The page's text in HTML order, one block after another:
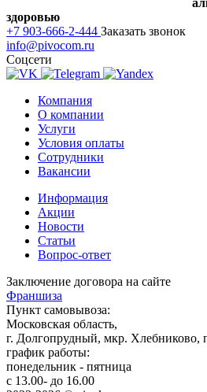
здоровью
+7 903-666-2-444 Заказать звонок
info@pivocom.ru
Соцсети
Компания
О компании
Услуги
Условия оплаты
Сотрудники
Вакансии
Информация
Акции
Новости
Статьи
Вопрос-ответ
Заключение договора на сайте
Франшиза
Пункт самовывоза:
Московская область,
г. Долгопрудный, мкр. Хлебниково,
график работы:
понедельник - пятница
с 13.00- до 16.00